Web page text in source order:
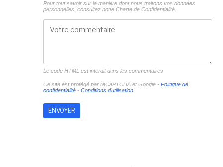
Pour tout savoir sur la manière dont nous traitons vos données
personnelles, consultez notre Charte de Confidentialité.
Le code HTML est interdit dans les commentaires
Ce site est protégé par reCAPTCHA et Google - Politique de
confidentialité- Conditions d'utilisation